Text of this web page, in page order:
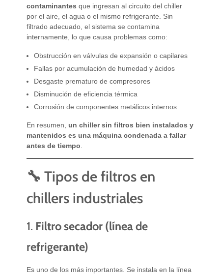
contaminantes que ingresan al circuito del chiller
por el aire, el agua o el mismo refrigerante. Sin
filtrado adecuado, el sistema se contamina
internamente, lo que causa problemas como:
Obstrucción en válvulas de expansión o capilares
Fallas por acumulación de humedad y ácidos
Desgaste prematuro de compresores
Disminución de eficiencia térmica
Corrosión de componentes metálicos internos
En resumen, un chiller sin filtros bien instalados y
mantenidos es una máquina condenada a fallar
antes de tiempo
🔧 Tipos de filtros en
chillers industriales
1. Filtro secador (línea de
refrigerante)
Es uno de los más importantes. Se instala en la línea